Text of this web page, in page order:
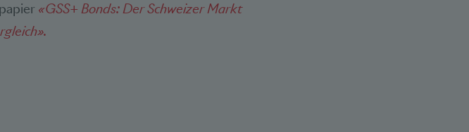
«GSS+ Bonds: Der Schweizer Markt